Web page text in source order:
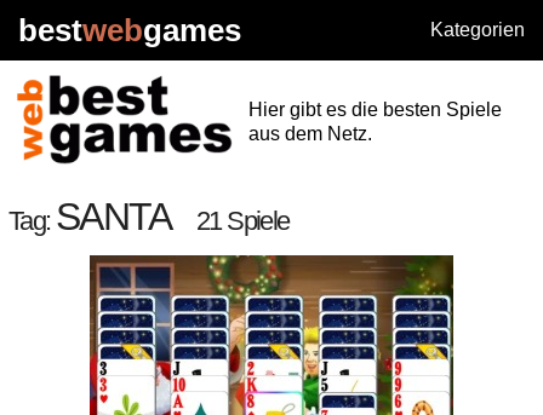
bestwebgames Kategorien
Hier gibt es die besten Spiele
aus dem Netz.
Tag: SANTA 21 Spiele